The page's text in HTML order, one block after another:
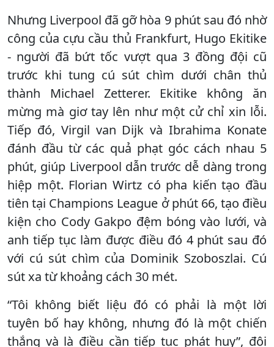
Nhưng Liverpool đã gỡ hòa 9 phút sau đó nhờ
công của cựu cầu thủ Frankfurt, Hugo Ekitike
- người đã bứt tốc vượt qua 3 đồng đội cũ
trước khi tung cú sút chìm dưới chân thủ
thành Michael Zetterer. Ekitike không ăn
mừng mà giơ tay lên như một cử chỉ xin lỗi.
Tiếp đó, Virgil van Dijk và Ibrahima Konate
đánh đầu từ các quả phạt góc cách nhau 5
phút, giúp Liverpool dẫn trước dễ dàng trong
hiệp một. Florian Wirtz có pha kiến ​​tạo đầu
tiên tại Champions League ở phút 66, tạo điều
kiện cho Cody Gakpo đệm bóng vào lưới, và
anh tiếp tục làm được điều đó 4 phút sau đó
với cú sút chìm của Dominik Szoboszlai. Cú
sút xa từ khoảng cách 30 mét.
“Tôi không biết liệu đó có phải là một lời
tuyên bố hay không, nhưng đó là một chiến
thắng và là điều cần tiếp tục phát huy”, đội